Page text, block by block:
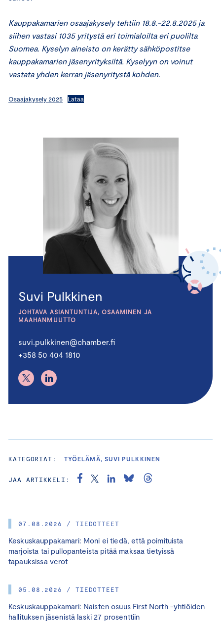
07.08.2026 / TIEDOTTEET
Keskuskauppakamari: Moni ei tiedä, että poimituista
marjoista tai pullopanteista pitää maksaa tietyissä
tapauksissa verot
05.08.2026 / TIEDOTTEET
Keskuskauppakamari: Naisten osuus First North -yhtiöiden
hallituksen jäsenistä laski 27 prosenttiin
Kauppakamarien osaajakysely tehtiin 18.8.-22.8.2025 ja
siihen vastasi 1035 yritystä eri toimialoilta eri puolilta
Suomea. Kyselyn aineisto on kerätty sähköpostitse
kauppakamarien jäsenyrityksiltä. Kyselyyn on voinut
vastata yhden kerran jäsenyritystä kohden.
Osaajakysely 2025 Lataa
Suvi Pulkkinen
JOHTAVA ASIANTUNTIJA, OSAAMINEN JA
MAAHANMUUTTO
suvi.pulkkinen@chamber.fi
+358 50 404 1810
KATEGORIAT: TYÖELÄMÄ, SUVI PULKKINEN
JAA ARTIKKELI: